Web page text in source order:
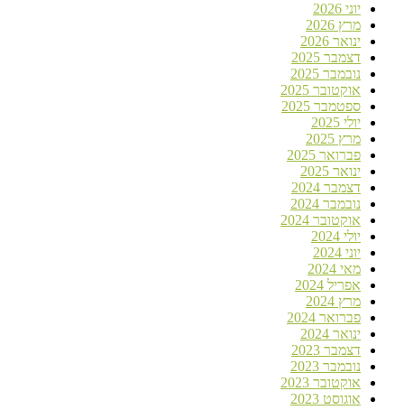
יוני 2026
מרץ 2026
ינואר 2026
דצמבר 2025
נובמבר 2025
אוקטובר 2025
ספטמבר 2025
יולי 2025
מרץ 2025
פברואר 2025
ינואר 2025
דצמבר 2024
נובמבר 2024
אוקטובר 2024
יולי 2024
יוני 2024
מאי 2024
אפריל 2024
מרץ 2024
פברואר 2024
ינואר 2024
דצמבר 2023
נובמבר 2023
אוקטובר 2023
אוגוסט 2023